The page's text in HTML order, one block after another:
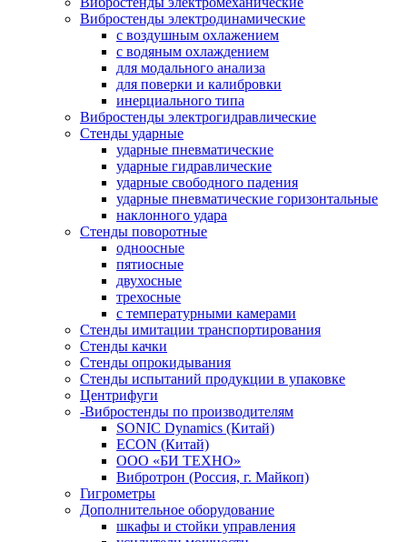
Вибростенды электродинамические
с воздушным охлажением
с водяным охлаждением
для модального анализа
для поверки и калибровки
инерциального типа
Вибростенды электрогидравлические
Стенды ударные
ударные пневматические
ударные гидравлические
ударные свободного падения
ударные пневматические горизонтальные
наклонного удара
Стенды поворотные
одноосные
пятиосные
двухосные
трехосные
с температурными камерами
Стенды имитации транспортирования
Стенды качки
Стенды опрокидывания
Стенды испытаний продукции в упаковке
Центрифуги
-Вибростенды по производителям
SONIC Dynamics (Китай)
ECON (Китай)
ООО «БИ ТЕХНО»
Вибротрон (Россия, г. Майкоп)
Гигрометры
Дополнительное оборудование
шкафы и стойки управления